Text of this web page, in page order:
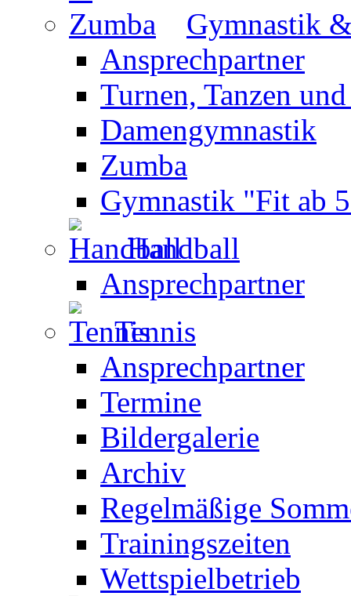
Gymnastik
Ansprechpartner
Turnen, Tanzen
Damengymnastik
Zumba
Gymnastik "Fit ab
Handball
Ansprechpartner
Tennis
Ansprechpartner
Termine
Bildergalerie
Archiv
Regelmäßige
Trainingszeiten
Wettspielbetrieb